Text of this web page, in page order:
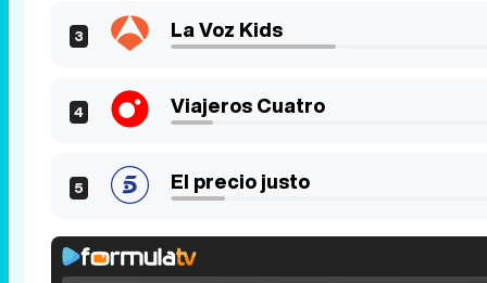
3 La Voz Kids
4 Viajeros Cuatro
5 El precio justo